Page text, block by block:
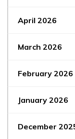
April 2026
March 2026
February 2026
January 2026
December